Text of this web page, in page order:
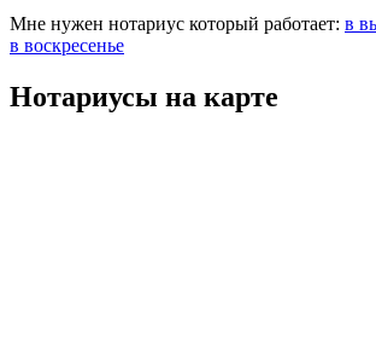
Мне нужен нотариус который работает: в
в воскресенье
Нотариусы на карте